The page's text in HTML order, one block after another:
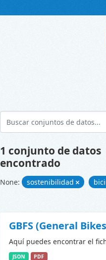
1 conjunto de datos
encontrado
None: sostenibilidad
GBFS (General
Aquí puedes encontrar el
JSON PDF